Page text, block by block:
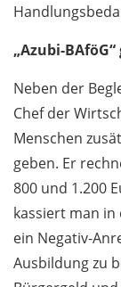
„Azubi-
Neben der
Chef der
Menschen
geben. Er
800 und 1.200
kassiert man in
ein Negativ-
Ausbildung zu